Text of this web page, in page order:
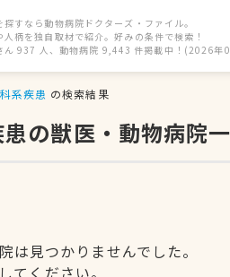
すなら動物病院ドクターズ・ファイル。
柄を独自取材で紹介。好みの条件で検索！
ん 937 人、動物病院 9,443 件掲載中！(2026年
系疾患 の検索結果
の獣医・動物病院
見つかりませんでした。
てください。